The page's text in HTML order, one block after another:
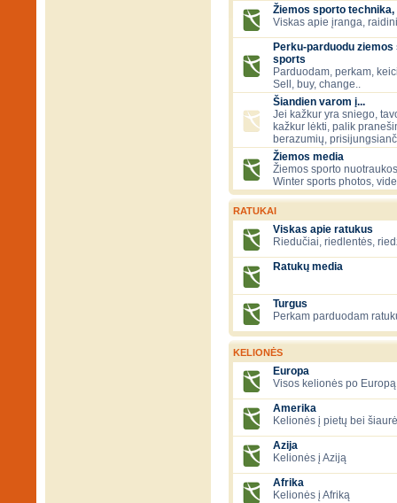
Žiemos sporto
Viskas apie įranga,
Perku-parduodu
sports
Parduodam, perkam,
Sell, buy, change..
Šiandien varom į...
Jei kažkur yra sniego,
kažkur lėkti, palik
berazumių,
Žiemos media
Žiemos sporto
Winter sports photos,
RATUKAI
Viskas apie ratukus
Riedučiai, riedlentės,
Ratukų media
Turgus
Perkam parduodam
KELIONĖS
Europa
Visos kelionės po
Amerika
Kelionės į pietų bei
Azija
Kelionės į Aziją
Afrika
Kelionės į Afriką